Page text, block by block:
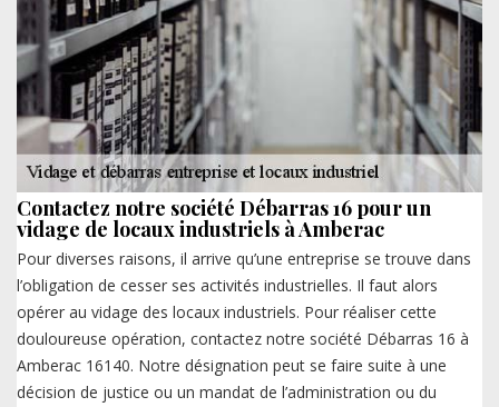
Contactez notre société Débarras 16 pour un
vidage de locaux industriels à Amberac
Pour diverses raisons, il arrive qu’une entreprise se trouve dans
l’obligation de cesser ses activités industrielles. Il faut alors
opérer au vidage des locaux industriels. Pour réaliser cette
douloureuse opération, contactez notre société Débarras 16 à
Amberac 16140. Notre désignation peut se faire suite à une
décision de justice ou un mandat de l’administration ou du